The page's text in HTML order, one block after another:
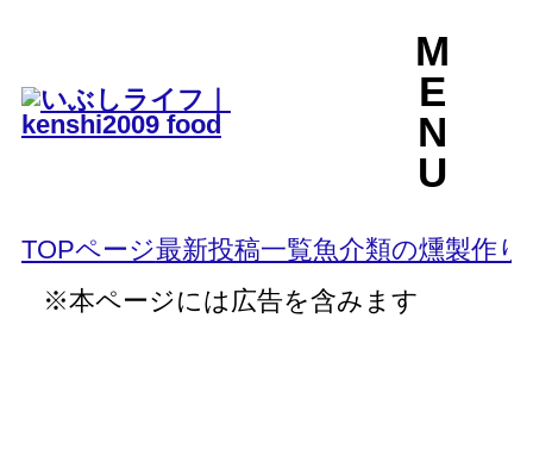
M
E
N
U
TOPページ最新投稿一覧魚介類の燻製作り
※本ページには広告を含みます